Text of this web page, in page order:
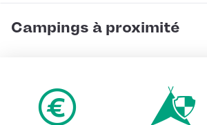
Campings à proximité